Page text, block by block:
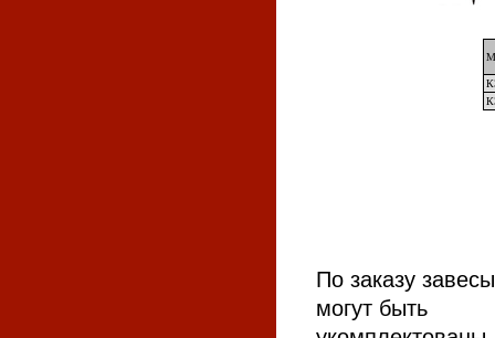
По заказу завесы
могут быть